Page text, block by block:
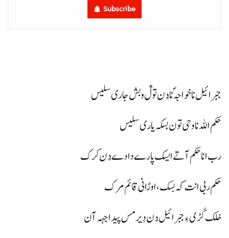
Subscribe
جبرائیل نا خواجہؐ نا دُن توڷ و بش جاری سلیس
حکم اللہ نا وحی تون بسکہ یاری سلیس
رب انا حکم آتے ایسک پارے دادے دُن کرک
حکم ربی انت کہ بسک، اوڑا نی قائم مرک
خلک کُڑی ءِ جبرائیل دُن دِیر مس پیدا جہہ آن